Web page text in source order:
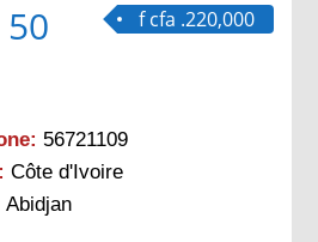
f cfa .220,000
56721109
Côte d'Ivoire
Abidjan